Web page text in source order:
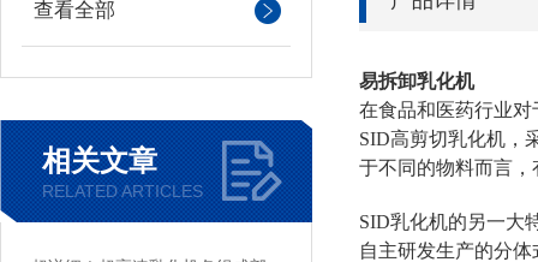
查看全部
相关文章
RELATED ARTICLES
易拆卸乳化机
在食品和医药行业
SID高剪切乳化机，
于不同的物料而言
SID乳化机的另一大
自主研发生产的分